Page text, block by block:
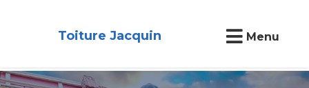
Toiture Jacquin Menu